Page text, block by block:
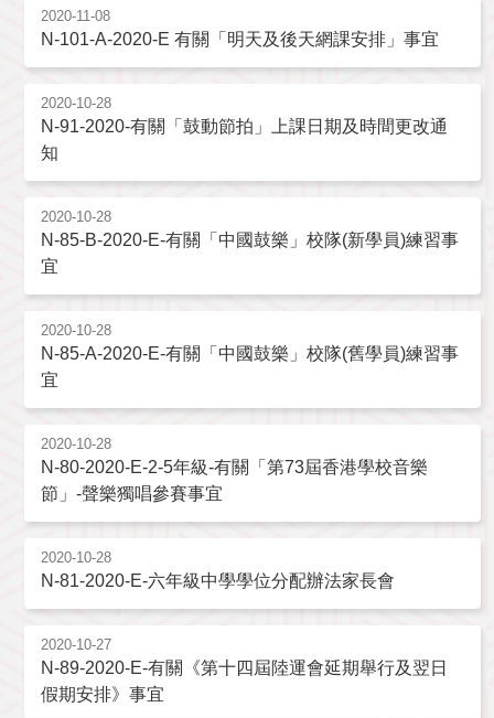
2020-11-08
N-101-A-2020-E 有關「明天及後天網課安排」事宜
2020-10-28
N-91-2020-有關「鼓動節拍」上課日期及時間更改通
知
2020-10-28
N-85-B-2020-E-有關「中國鼓樂」校隊(新學員)練習事
宜
2020-10-28
N-85-A-2020-E-有關「中國鼓樂」校隊(舊學員)練習事
宜
2020-10-28
N-80-2020-E-2-5年級-有關「第73屆香港學校音樂
節」-聲樂獨唱參賽事宜
2020-10-28
N-81-2020-E-六年級中學學位分配辦法家長會
2020-10-27
N-89-2020-E-有關《第十四屆陸運會延期舉行及翌日
假期安排》事宜